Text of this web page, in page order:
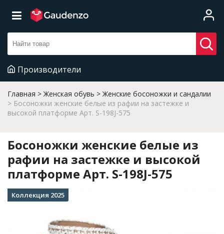
Производители
Главная Женская обувь
Женские босоножки и сандалии
Босоножки женские белые из рафии на застежке и
высокой платформе Арт. S-198J-575
Босоножки женские белые из
рафии на застежке и высокой
платформе Арт. S-198J-575
Коллекция 2025